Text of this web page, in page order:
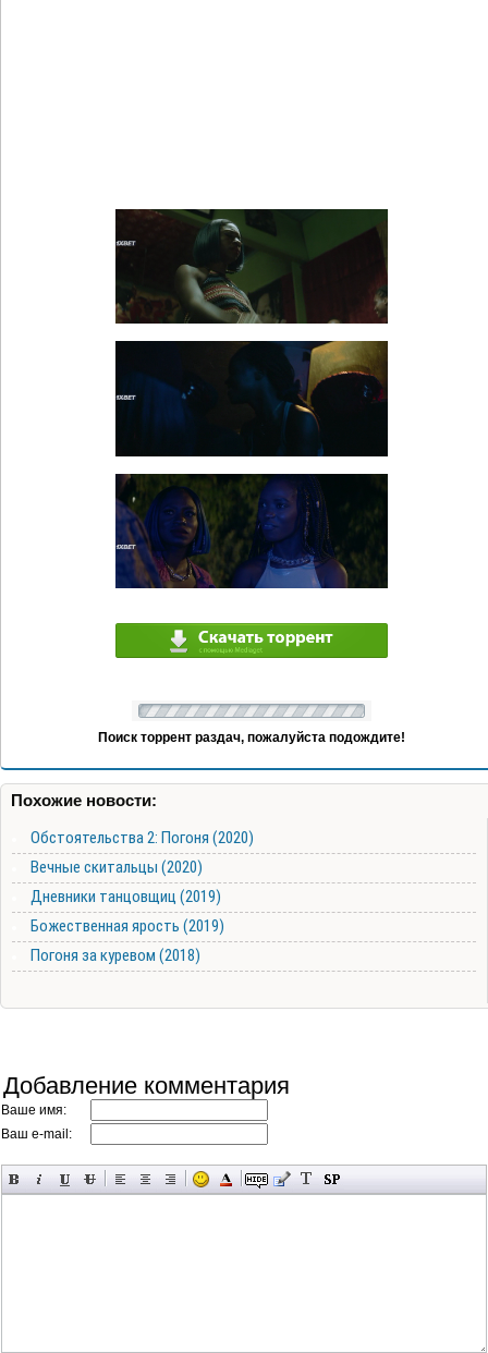
Поиск торрент раздач, пожалуйста подождите!
Похожие новости:
Обстоятельства 2: Погоня (2020)
Вечные скитальцы (2020)
Дневники танцовщиц (2019)
Божественная ярость (2019)
Погоня за куревом (2018)
Добавление комментария
Ваше имя:
Ваш e-mail: